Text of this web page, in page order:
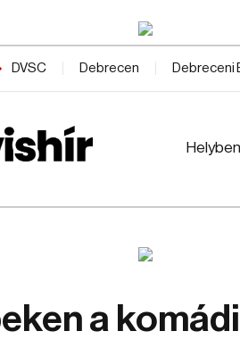
DVSC Debrecen Debreceni
a